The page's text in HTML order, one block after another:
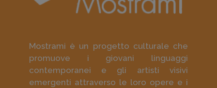
Mostrami è un progetto culturale che
promuove i giovani linguaggi
contemporanei e gli artisti visivi
emergenti attraverso le loro opere e i